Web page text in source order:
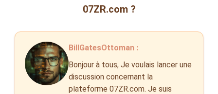
07ZR.com ?
BillGatesOttoman :
Bonjour à tous, Je voulais lancer une
discussion concernant la
plateforme 07ZR.com. Je suis